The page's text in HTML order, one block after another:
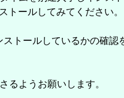
ールしてみてください。
トールしているかの確認
るようお願いします。